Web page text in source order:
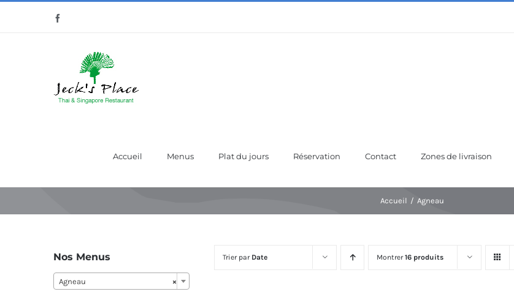
Accueil Menus Plat du jours Réservation Contact Zones de livraison
Accueil Agneau
Trier par Date Montrer16 produits
Nos Menus
×
Agneau